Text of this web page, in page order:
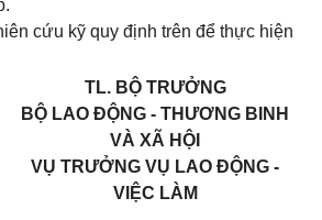
cứu kỹ quy định trên để thực hiện
TL. BỘ TRƯỞNG
BỘ LAO ĐỘNG - THƯƠNG BINH
VÀ XÃ HỘI
VỤ TRƯỞNG VỤ LAO ĐỘNG -
VIỆC LÀM